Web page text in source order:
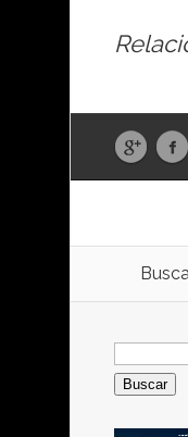
Buscar: